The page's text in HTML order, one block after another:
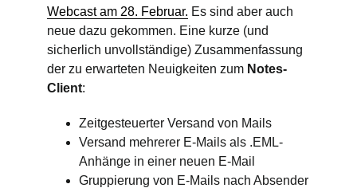
Webcast am 28. Februar. Es sind aber auch
neue dazu gekommen. Eine kurze (und
sicherlich unvollständige) Zusammenfassung
der zu erwarteten Neuigkeiten zum Notes-
Client:
Zeitgesteuerter Versand von Mails
Versand mehrerer E-Mails als .EML-
Anhänge in einer neuen E-Mail
Gruppierung von E-Mails nach Absender